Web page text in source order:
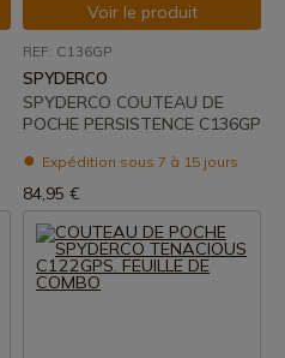
Voir le produit
REF: C136GP
SPYDERCO
SPYDERCO COUTEAU DE
POCHE PERSISTENCE C136GP
Expédition sous 7 à 15 jours
84,95 €